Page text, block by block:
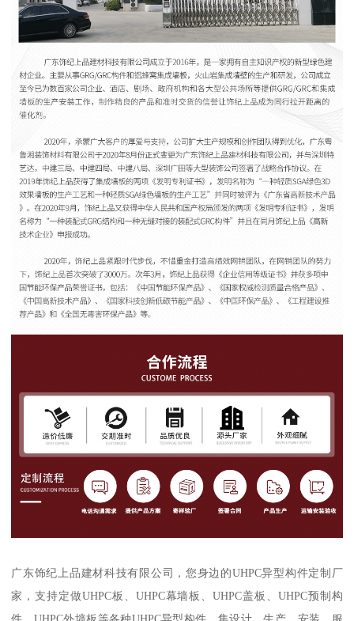
广东饰纪上品建材科技有限公司，您身边的UHPC异型构件定制厂
家，支持定做UHPC板、UHPC幕墙板、UHPC盖板、UHPC预制构
件、UHPC外墙板等各种UHPC异型构件，集设计、生产、安装、服